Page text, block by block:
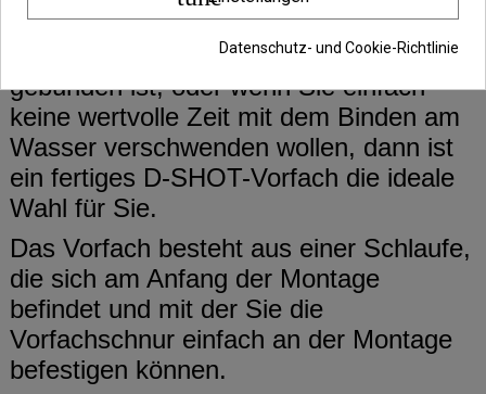
Vorfach befestigt. Wenn Sie sicher sein
wollen, dass Ihre Montage richtig
gebunden ist, oder wenn Sie einfach
keine wertvolle Zeit mit dem Binden am
Wasser verschwenden wollen, dann ist
ein fertiges D-SHOT-Vorfach die ideale
Wahl für Sie.
Das Vorfach besteht aus einer Schlaufe,
die sich am Anfang der Montage
befindet und mit der Sie die
Vorfachschnur einfach an der Montage
befestigen können.
Datenschutz- und Cookie-Richtlinie